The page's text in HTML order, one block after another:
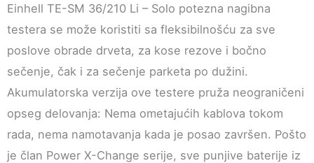
Einhell TE-SM 36/210 Li – Solo potezna nagibna
testera se može koristiti sa fleksibilnošću za sve
poslove obrade drveta, za kose rezove i bočno
sečenje, čak i za sečenje parketa po dužini.
Akumulatorska verzija ove testere pruža neograničeni
opseg delovanja: Nema ometajućih kablova tokom
rada, nema namotavanja kada je posao završen. Pošto
je član Power X-Change serije, sve punjive baterije iz